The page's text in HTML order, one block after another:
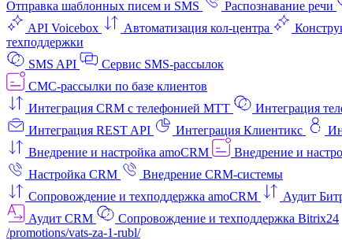
Отправка шаблонных писем и SMS
Распознавание речи
API Voicebox
Автоматизация кол‑центра
техподдержки
SMS API
Сервис SMS-рассылок
СМС-рассылки по базе клиентов
Интеграция CRM с телефонией МТТ
Интеграция
Интеграция REST API
Интеграция Клиентикс
Внедрение и настройка amoCRM
Внедрение и
Настройка CRM
Внедрение CRM-системы
Сопровождение и техподдержка amoCRM
Аудит
Аудит CRM
Сопровождение и техподдержка Bitrix24
/promotions/vats-za-1-rubl/